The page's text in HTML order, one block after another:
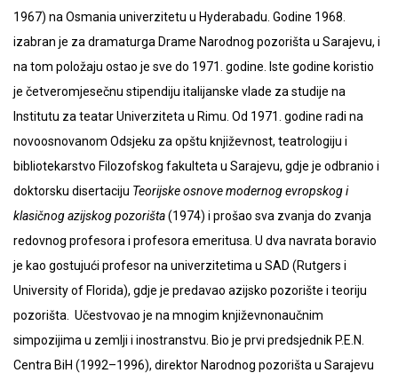
1967) na Osmania univerzitetu u Hyderabadu. Godine 1968.
izabran je za dramaturga Drame Narodnog pozorišta u Sarajevu, i
na tom položaju ostao je sve do 1971. godine. Iste godine koristio
je četveromjesečnu stipendiju italijanske vlade za studije na
Institutu za teatar Univerziteta u Rimu. Od 1971. godine radi na
novoosnovanom Odsjeku za opštu književnost, teatrologiju i
bibliotekarstvo Filozofskog fakulteta u Sarajevu, gdje je odbranio i
doktorsku disertaciju Teorijske osnove modernog evropskog i
klasičnog azijskog pozorišta(1974) i prošao sva zvanja do zvanja
redovnog profesora i profesora emeritusa. U dva navrata boravio
je kao gostujući profesor na univerzitetima u SAD (Rutgers i
University of Florida), gdje je predavao azijsko pozorište i teoriju
pozorišta. Učestvovao je na mnogim književnonaučnim
simpozijima u zemlji i inostranstvu. Bio je prvi predsjednik P.E.N.
Centra BiH (1992–1996), direktor Narodnog pozorišta u Sarajevu